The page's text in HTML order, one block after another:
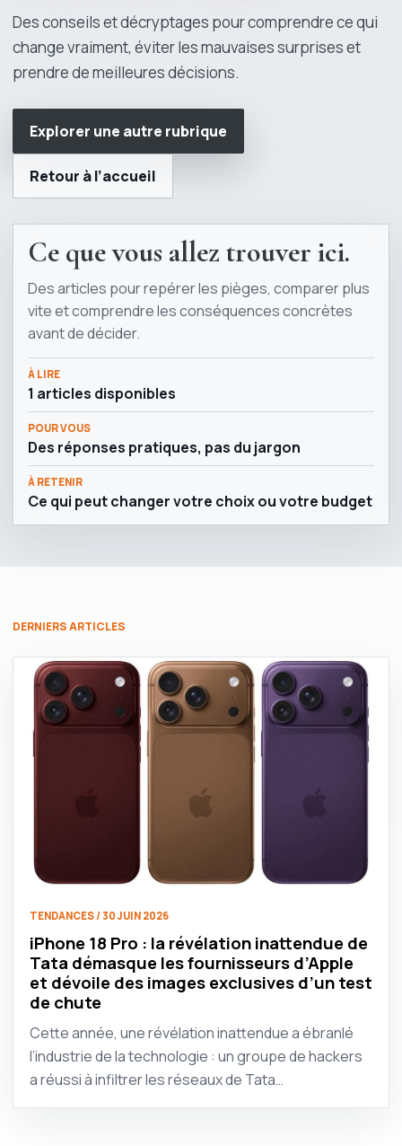
Des conseils et décryptages pour comprendre ce qui
change vraiment, éviter les mauvaises surprises et
prendre de meilleures décisions.
Explorer une autre rubrique
Retour à l’accueil
Ce que vous allez trouver ici.
Des articles pour repérer les pièges, comparer plus
vite et comprendre les conséquences concrètes
avant de décider.
À LIRE
1 articles disponibles
POUR VOUS
Des réponses pratiques, pas du jargon
À RETENIR
Ce qui peut changer votre choix ou votre budget
DERNIERS ARTICLES
TENDANCES / 30 JUIN 2026
iPhone 18 Pro : la révélation inattendue de
Tata démasque les fournisseurs d’Apple
et dévoile des images exclusives d’un test
de chute
Cette année, une révélation inattendue a ébranlé
l’industrie de la technologie : un groupe de hackers
a réussi à infiltrer les réseaux de Tata…